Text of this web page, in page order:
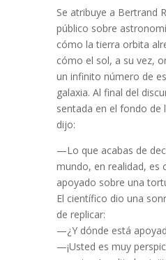
Se atribuye a Bertrand
público sobre
cómo la tierra orbita
cómo el sol, a su vez,
un infinito número de
galaxia. Al final del
sentada en el fondo de
dijo:
—Lo que acabas de
mundo, en realidad, es
apoyado sobre una
El científico dio una
de replicar:
—¿Y dónde está
—¡Usted es muy